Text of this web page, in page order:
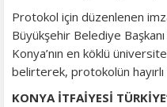
Protokol için düzenlenen
Büyükşehir Belediye
Konya’nın en köklü
belirterek, protokolün
KONYA İTFAİYESİ